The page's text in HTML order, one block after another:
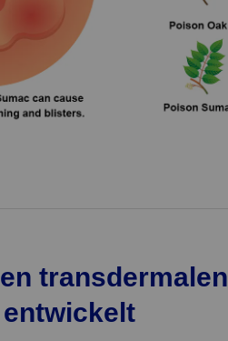
transdermalen
entwickelt